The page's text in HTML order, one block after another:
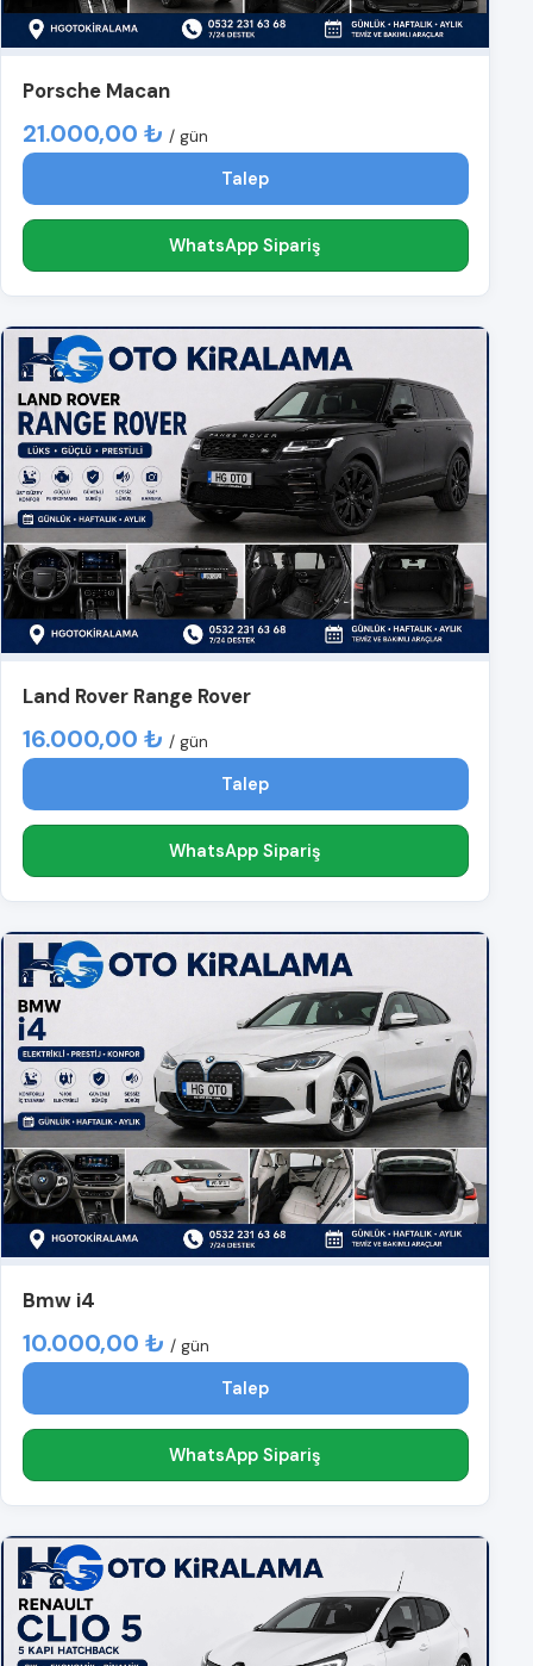
Porsche Macan
21.000,00 ₺ / gün
Talep
WhatsApp Sipariş
Land Rover Range Rover
16.000,00 ₺ / gün
Talep
WhatsApp Sipariş
Bmw i4
10.000,00 ₺ / gün
Talep
WhatsApp Sipariş